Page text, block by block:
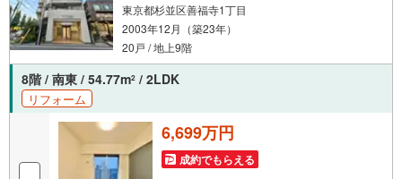
東京都杉並区善福寺1丁目
2003年12月（築23年）
20戸 / 地上9階
8階 / 南東 / 54.77m2 / 2LDK
リフォーム
6,699万円
成約でもらえる